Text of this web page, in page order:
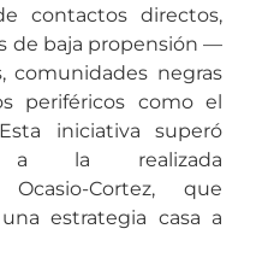
contactos directos,
de baja propensión —
comunidades negras
periféricos como el
iniciativa superó
a la realizada
Cortez, que
estrategia casa a